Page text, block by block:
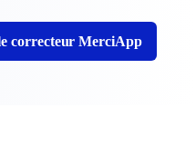
correcteur MerciApp